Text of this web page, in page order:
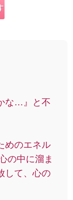
な…』と不
めのエネル
の中に溜ま
して、心の